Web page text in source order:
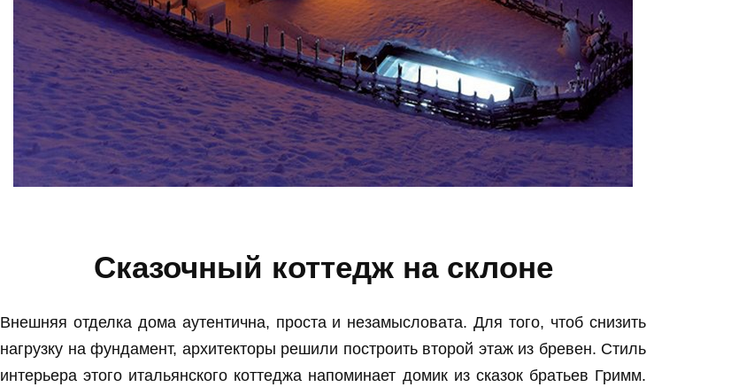
Сказочный коттедж на склоне
Внешняя отделка дома аутентична, проста и незамысловата. Для того, чтоб снизить
нагрузку на фундамент, архитекторы решили построить второй этаж из бревен. Стиль
интерьера этого итальянского коттеджа напоминает домик из сказок братьев Гримм.